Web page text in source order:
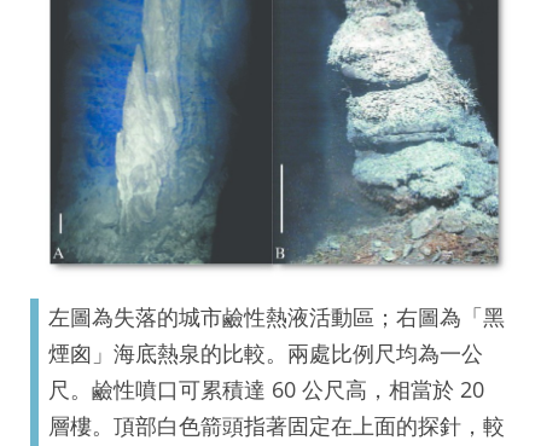
左圖為失落的城市鹼性熱液活動區；右圖為「黑
煙囪」海底熱泉的比較。兩處比例尺均為一公
尺。鹼性噴口可累積達 60 公尺高，相當於 20
層樓。頂部白色箭頭指著固定在上面的探針，較